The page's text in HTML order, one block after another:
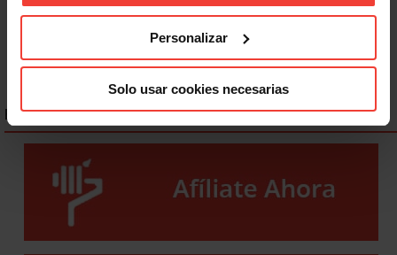
Personalizar
Solo usar cookies necesarias
ENLACES DESTACADOS